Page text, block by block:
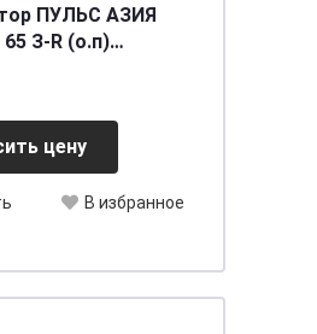
ПУЛЬС АЗИЯ
цену
В избранное